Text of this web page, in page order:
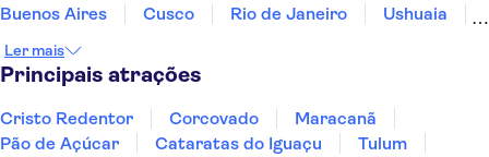
Buenos Aires
Cusco Rio de Janeiro
Ushuaia
Fernando de Noronha
Ler mais
Principais atrações
Cristo Redentor Corcovado
Maracanã
Pão de Açúcar
Cataratas do Iguaçu
Tulum